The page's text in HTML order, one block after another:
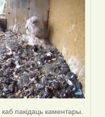
каб пакідаць каментары.